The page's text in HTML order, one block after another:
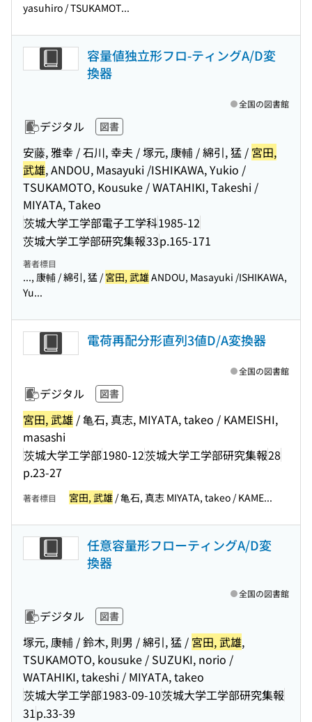
yasuhiro / TSUKAMOT...
容量値独立形フロ-ティングA/D変
換器
デジタル 図書
安藤, 雅幸 / 石川, 幸夫 / 塚元, 康輔 / 綿引, 猛 / 宮田,
武雄, ANDOU, Masayuki /ISHIKAWA, Yukio /
TSUKAMOTO, Kousuke / WATAHIKI, Takeshi /
MIYATA, Takeo
茨城大学工学部電子工学科1985-12
茨城大学工学部研究集報33p.165-171
全国の図書館
著者標目
..., 康輔 / 綿引, 猛 /宮田, 武雄ANDOU, Masayuki /ISHIKAWA,
Yu...
電荷再配分形直列3値D/A変換器
デジタル 図書
宮田, 武雄 / 亀石, 真志, MIYATA, takeo / KAMEISHI,
masashi
茨城大学工学部1980-12茨城大学工学部研究集報28
p.23-27
全国の図書館
著者標目 宮田, 武雄 / 亀石, 真志 MIYATA, takeo / KAME...
任意容量形フローティングA/D変
換器
デジタル 図書
塚元, 康輔 / 鈴木, 則男 / 綿引, 猛 / 宮田, 武雄,
TSUKAMOTO, kousuke / SUZUKI, norio /
WATAHIKI, takeshi / MIYATA, takeo
茨城大学工学部1983-09-10茨城大学工学部研究集報
31p.33-39
全国の図書館